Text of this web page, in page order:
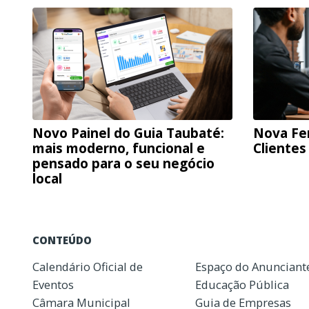
Novo Painel do Guia Taubaté:
mais moderno, funcional e
pensado para o seu negócio
local
Nova
Clientes
CONTEÚDO
Calendário Oficial de
Eventos
Câmara Municipal
Espaço do
Educação Pública
Guia de Empresas